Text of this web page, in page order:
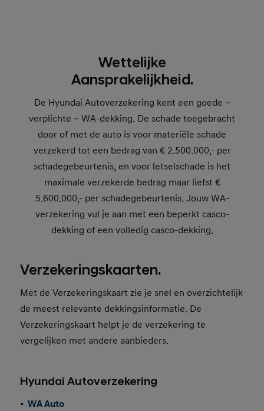
Wettelijke
Aansprakelijkheid.
De Hyundai Autoverzekering kent een goede –
verplichte – WA-dekking. De schade toegebracht
door of met de auto is voor materiële schade
verzekerd tot een bedrag van € 2.500.000,- per
schadegebeurtenis, en voor letselschade is het
maximale verzekerde bedrag maar liefst €
5.600.000,- per schadegebeurtenis. Jouw WA-
verzekering vul je aan met een beperkt casco-
dekking of een volledig casco-dekking.
Verzekeringskaarten.
Met de Verzekeringskaart zie je snel en overzichtelijk
de meest relevante dekkingsinformatie. De
Verzekeringskaart helpt je de verzekering te
vergelijken met andere aanbieders.
Hyundai Autoverzekering
• WA Auto